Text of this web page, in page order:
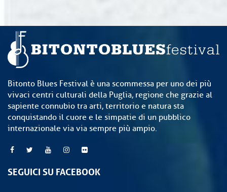
Bitonto Blues Festival è una scommessa per uno dei più
vivaci centri culturali della Puglia, regione che grazie al
sapiente connubio tra arti, territorio e natura sta
conquistando il cuore e le simpatie di un pubblico
internazionale via via sempre più ampio.
SEGUICI SU FACEBOOK